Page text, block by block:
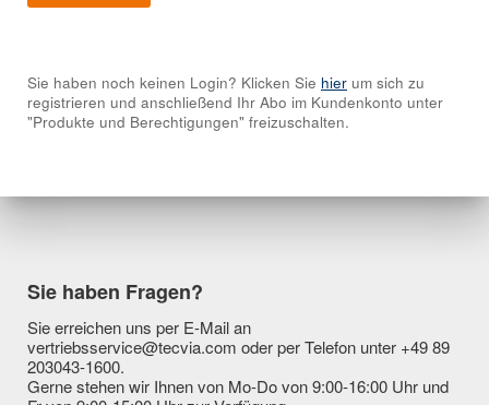
Sie haben noch keinen Login? Klicken Sie hier um sich zu
registrieren und anschließend Ihr Abo im Kundenkonto unter
"Produkte und Berechtigungen" freizuschalten.
Sie haben Fragen?
Sie erreichen uns per E-Mail an
vertriebsservice@tecvia.com oder per Telefon unter +49 89
203043-1600.
Gerne stehen wir Ihnen von Mo-Do von 9:00-16:00 Uhr und